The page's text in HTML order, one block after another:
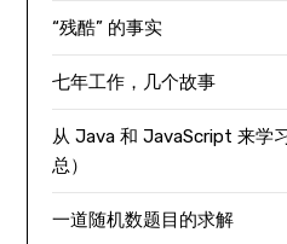
“残酷” 的事实
七年工作，几个故事
从 Java 和 JavaScript 来学
总）
一道随机数题目的求解